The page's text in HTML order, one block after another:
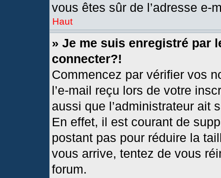
vous êtes sûr de l’adresse e-
Haut
» Je me suis enregistré par
connecter?!
Commencez par vérifier vos
l’e-mail reçu lors de votre
aussi que l’administrateur ait
En effet, il est courant de
postant pas pour réduire la
vous arrive, tentez de vous
forum.